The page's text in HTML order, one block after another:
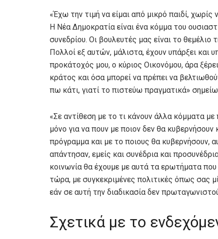
«Έχω την τιμή να είμαι από μικρό παιδί,
Η Νέα Δημοκρατία είναι ένα κόμμα του
συνεδρίου. Οι βουλευτές μας είναι το
Πολλοί εξ αυτών, μάλιστα, έχουν υπάρξει και
προκάτοχός μου, ο κύριος Οικονόμου, άρα
κράτος και όσα μπορεί να πρέπει να
πω κάτι, γιατί το πιστεύω πραγματικά»
«Σε αντίθεση με το τι κάνουν άλλα κόμματα
μόνο για να πουν με ποιον δεν θα
πρόγραμμα και με το ποιους θα κυβερνήσουν,
απάντησαν, εμείς και συνέδρια και
κοινωνία θα έχουμε με αυτά τα ερωτήματα
τώρα, με συγκεκριμένες πολιτικές όπως σας
εάν σε αυτή την διαδικασία δεν
Σχετικά με το